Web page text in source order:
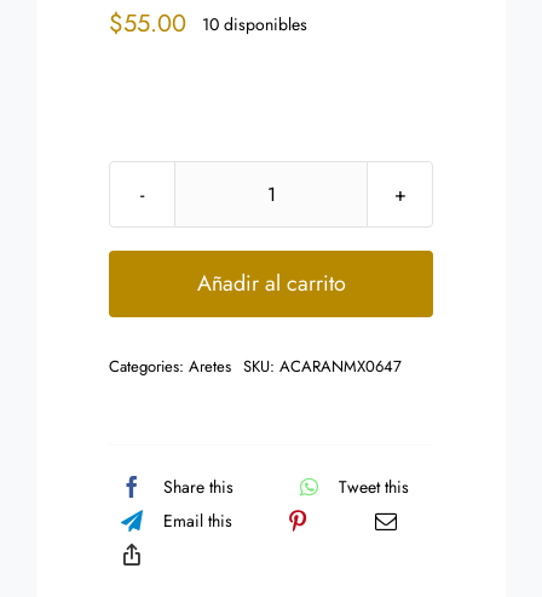
$55.00 10 disponibles
Aretes
Dorado
2
Añadir al carrito
Categories: Aretes SKU: ACARANMX0647
Share this
Tweet this
Email this